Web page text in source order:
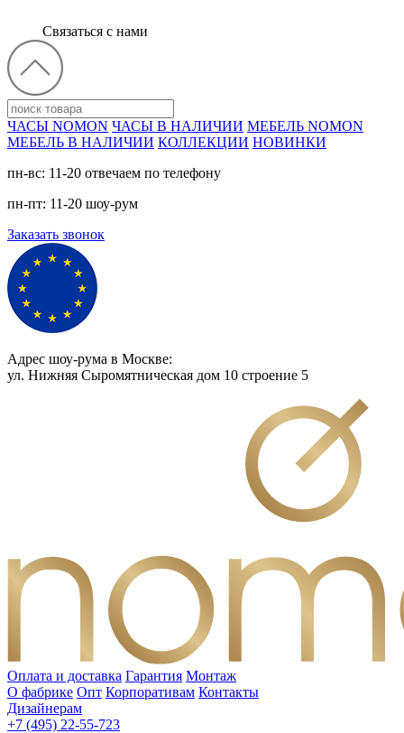
Связаться с нами
ЧАСЫ NOMON ЧАСЫ В НАЛИЧИИ МЕБЕЛЬ NOMON
МЕБЕЛЬ В НАЛИЧИИ КОЛЛЕКЦИИ НОВИНКИ
пн-вс: 11-20 отвечаем по телефону
пн-пт: 11-20 шоу-рум
Заказать звонок
Адрес шоу-рума в Москве:
ул. Нижняя Сыромятническая дом 10 cтроение 5
Оплата и доставка Гарантия Монтаж
О фабрике Опт Корпоративам Контакты
Дизайнерам
+7 (495) 22-55-723